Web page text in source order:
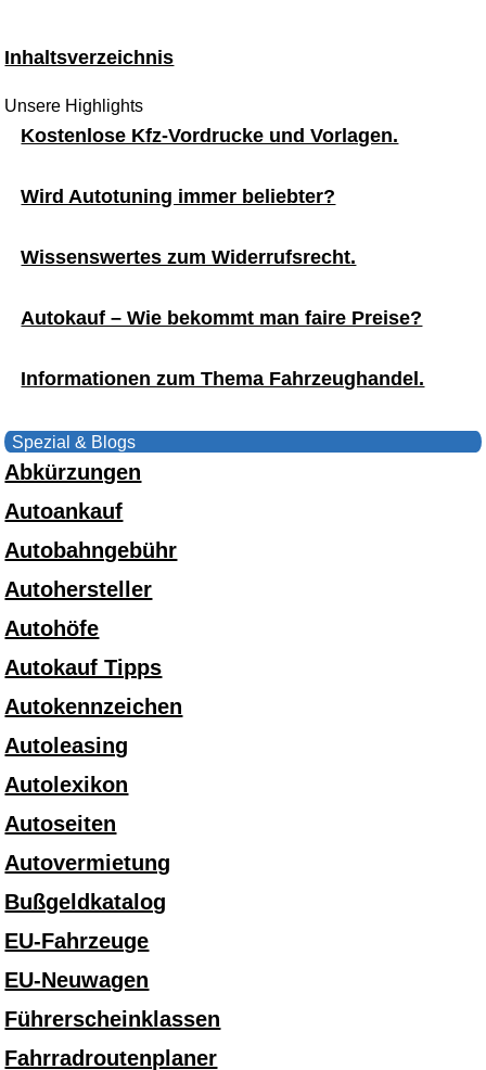
Inhaltsverzeichnis
Unsere Highlights
Kostenlose Kfz-Vordrucke und Vorlagen.
Wird Autotuning immer beliebter?
Wissenswertes zum Widerrufsrecht.
Autokauf – Wie bekommt man faire Preise?
Informationen zum Thema Fahrzeughandel.
Spezial & Blogs
Abkürzungen
Autoankauf
Autobahngebühr
Autohersteller
Autohöfe
Autokauf Tipps
Autokennzeichen
Autoleasing
Autolexikon
Autoseiten
Autovermietung
Bußgeldkatalog
EU-Fahrzeuge
EU-Neuwagen
Führerscheinklassen
Fahrradroutenplaner